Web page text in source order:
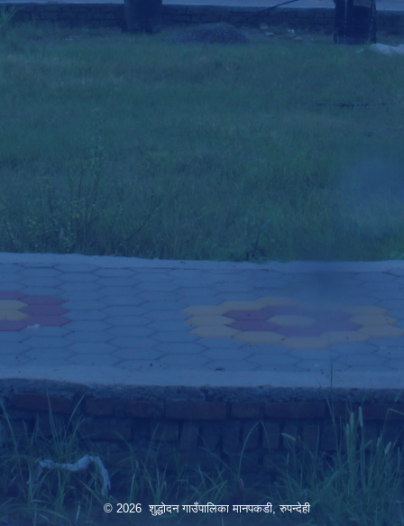
© 2026 शुद्धोदन गाउँपालिका मानपकडी, रुपन्देही